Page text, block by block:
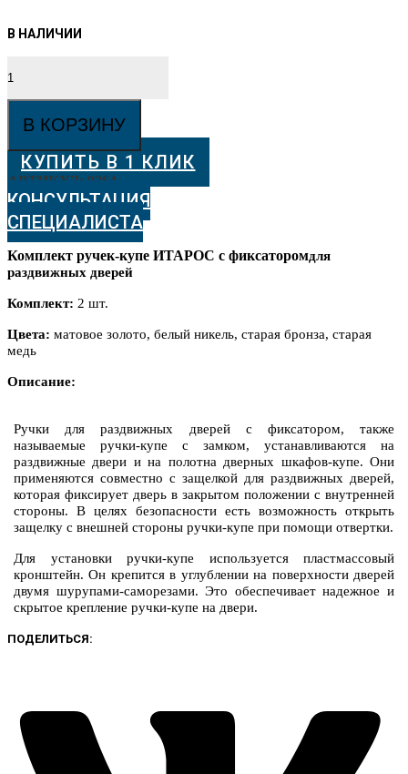
товара
Ручки-
фиксатором
В КОРЗИНУ
КУПИТЬ В 1 КЛИК
АРТИКУЛ: 9264
КОНСУЛЬТАЦИЯ
СПЕЦИАЛИСТА
Комплект ручек-купе ИТАРОС с фиксаторомдля
раздвижных дверей
Комплект: 2 шт.
Цвета: матовое золото, белый никель, старая бронза, старая
медь
Описание:
Ручки для раздвижных дверей с фиксатором, также
называемые ручки-купе с замком, устанавливаются на
раздвижные двери и на полотна дверных шкафов-купе. Они
применяются совместно с защелкой для раздвижных дверей,
которая фиксирует дверь в закрытом положении с внутренней
стороны. В целях безопасности есть возможность открыть
защелку с внешней стороны ручки-купе при помощи отвертки.
Для установки ручки-купе используется пластмассовый
кронштейн. Он крепится в углублении на поверхности дверей
двумя шурупами-саморезами. Это обеспечивает надежное и
скрытое крепление ручки-купе на двери.
ПОДЕЛИТЬСЯ: